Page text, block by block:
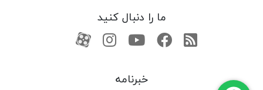
ما را دنبال کنید
RSSفیسبوکیوتیوبکانال آپارات
کانال آپارات
خبرنامه